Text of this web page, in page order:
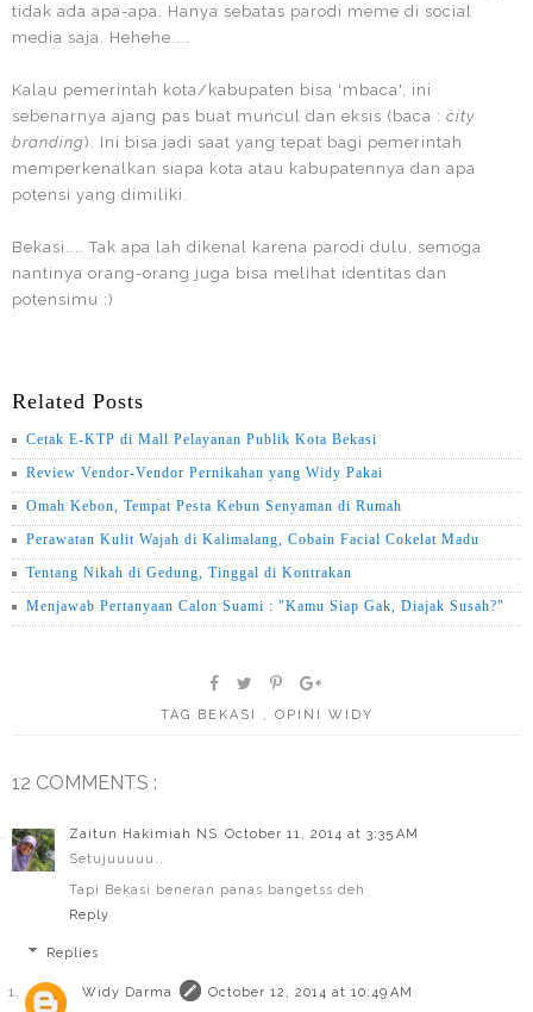
tidak ada apa-apa. Hanya sebatas parodi meme di social
media saja. Hehehe....
Kalau pemerintah kota/kabupaten bisa 'mbaca', ini
sebenarnya ajang pas buat muncul dan eksis (baca : city
branding). Ini bisa jadi saat yang tepat bagi pemerintah
memperkenalkan siapa kota atau kabupatennya dan apa
potensi yang dimiliki.
Bekasi.... Tak apa lah dikenal karena parodi dulu, semoga
nantinya orang-orang juga bisa melihat identitas dan
potensimu :)
Related Posts
Cetak E-KTP di Mall Pelayanan Publik Kota Bekasi
Review Vendor-Vendor Pernikahan yang Widy Pakai
Omah Kebon, Tempat Pesta Kebun Senyaman di Rumah
Perawatan Kulit Wajah di Kalimalang, Cobain Facial Cokelat Madu
Tentang Nikah di Gedung, Tinggal di Kontrakan
Menjawab Pertanyaan Calon Suami : "Kamu Siap Gak, Diajak Susah?"
TAG BEKASI , OPINI WIDY
12 COMMENTS :
Zaitun Hakimiah NS October 11, 2014 at 3:35 AM
Setujuuuuu..
Tapi Bekasi beneran panas bangetss deh
Reply
Replies
Widy Darma
October 12, 2014 at 10:49 AM